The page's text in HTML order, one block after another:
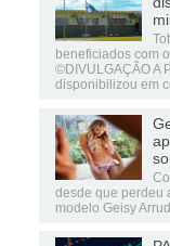
beneficiados com
©DIVULGAÇÃO A
disponibilizou em
desde que perdeu
modelo Geisy